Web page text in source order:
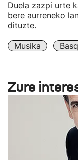
Duela zazpi urte
bere aurreneko
dituzte.
Musika
Zure